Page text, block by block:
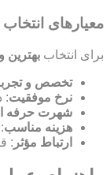
معیارهای انتخاب
برای انتخاب بهترین
تخصص و
نرخ موفقیت:
شهرت حرفه
هزینه مناسب
ارتباط مؤثر :